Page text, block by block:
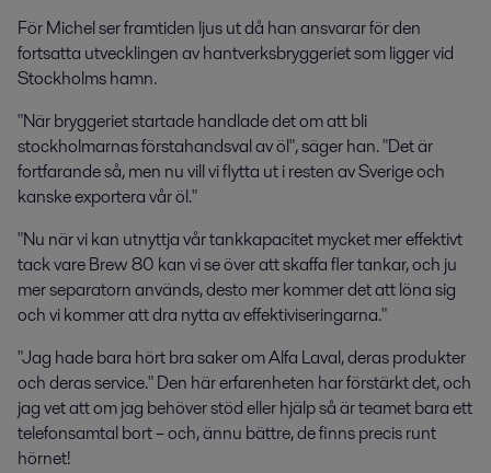
För Michel ser framtiden ljus ut då han ansvarar för den
fortsatta utvecklingen av hantverksbryggeriet som ligger vid
Stockholms hamn.
"När bryggeriet startade handlade det om att bli
stockholmarnas förstahandsval av öl", säger han. "Det är
fortfarande så, men nu vill vi flytta ut i resten av Sverige och
kanske exportera vår öl."
"Nu när vi kan utnyttja vår tankkapacitet mycket mer effektivt
tack vare Brew 80 kan vi se över att skaffa fler tankar, och ju
mer separatorn används, desto mer kommer det att löna sig
och vi kommer att dra nytta av effektiviseringarna."
"Jag hade bara hört bra saker om Alfa Laval, deras produkter
och deras service." Den här erfarenheten har förstärkt det, och
jag vet att om jag behöver stöd eller hjälp så är teamet bara ett
telefonsamtal bort – och, ännu bättre, de finns precis runt
hörnet!